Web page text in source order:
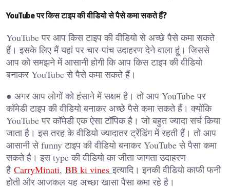
YouTube पर किस टाइप की वीडियो से पैसे कमा सकते हैं?
YouTube पर आप किस टाइप की वीडियो से अच्छे पैसे कमा सकते
हैं। इसके लिए मैं यहां पर चार-पांच उदाहरण देने वाला हूं। जिससे
आप को समझने में आसानी होगी कि आप किस टाइप की वीडियो
बनाकर YouTube से पैसे कमा सकते हैं।
● अगर आप लोगों को हंसाने में सक्षम है। तो आप YouTube पर
कॉमेडी टाइप की वीडियो बनाकर अच्छे पैसे कमा सकते हैं। क्योंकि
YouTube पर कॉमेडी एक ऐसा टॉपिक है। जो बहुत ज्यादा सर्च किया
जाता है। इस तरह के वीडियो ज्यादातर ट्रेंडिंग में रहती हैं। तो आप
आसानी से funny टाइप की वीडियो बनाकर YouTube से पैसा कमा
सकते है। इस type की वीडियो का जीता जागता उदाहरण
है CarryMinati, BB ki vinesइत्यादि। इनकी वीडियो काफी फनी
होती और आजकल यह अच्छा खासा पैसा कमा रहे है।